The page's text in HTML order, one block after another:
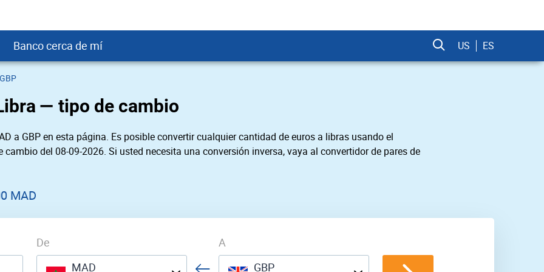
crediticio
Banco cerca de mí
de Mí
Cerca de Mí
de Mí
Cerca de Mí
US ES
— tipo de cambio
a GBP en esta página. Es posible convertir cualquier cantidad de euros a libras usando el
del 08-09-2026. Si usted necesita una conversión inversa, vaya al convertidor de pares de
MAD
De
MAD
A
GBP